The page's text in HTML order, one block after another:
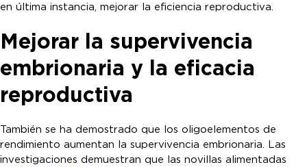
en última instancia, mejorar la eficiencia reproductiva.
Mejorar la supervivencia
embrionaria y la eficacia
reproductiva
También se ha demostrado que los oligoelementos de
rendimiento aumentan la supervivencia embrionaria. Las
investigaciones demuestran que las novillas alimentadas